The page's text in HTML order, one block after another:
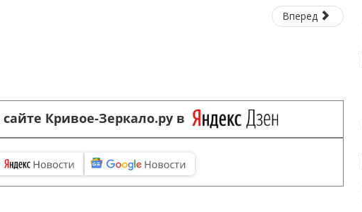
Вперед
Кривое-Зеркало.ру в